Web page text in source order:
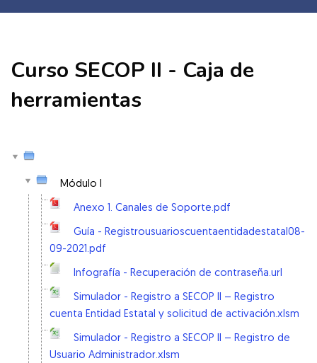
Curso SECOP II - Caja de
herramientas
Módulo I
Anexo 1. Canales de Soporte.pdf
Guía - Registrousuarioscuentaentidadestatal08-
09-2021.pdf
Infografía - Recuperación de contraseña.url
Simulador - ​Registro a SECOP II – Registro
cuenta Entidad Estatal y solicitud de activación​.xlsm
Simulador - Registro a SECOP II – Registro de
Usuario Administrador.xlsm